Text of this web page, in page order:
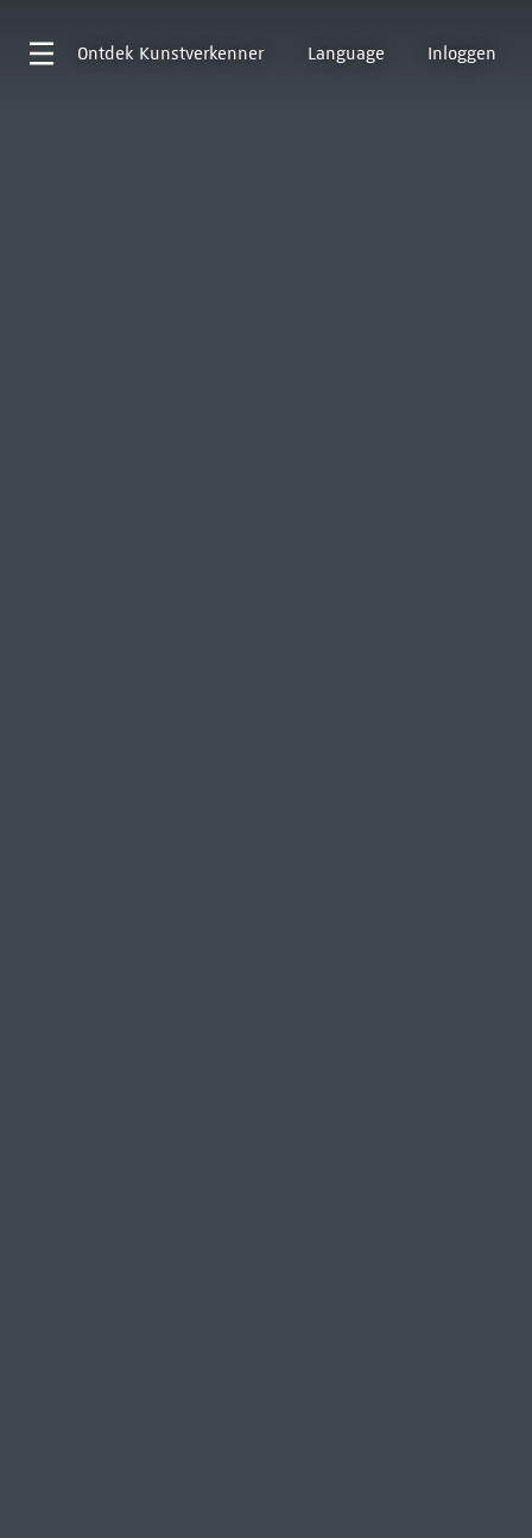
Ontdek Kunstverkenner Language Inloggen